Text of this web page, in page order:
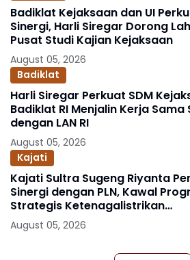
Badiklat Kejaksaan dan UI
Sinergi, Harli Siregar Dorong
Pusat Studi Kajian Kejaksaan
August 05, 2026
Badiklat
Harli Siregar Perkuat SDM
Badiklat RI Menjalin Kerja
dengan LAN RI
August 05, 2026
Kajati
Kajati Sultra Sugeng Riyanta
Sinergi dengan PLN, Kawal
Strategis Ketenagalistrikan
Berlandaskan Kepastian Hukum
August 05, 2026